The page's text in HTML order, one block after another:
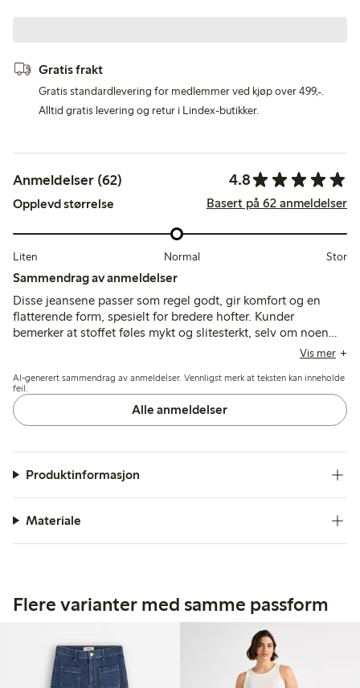
Gratis frakt
Gratis standardlevering for medlemmer ved kjøp over 499,-.
Alltid gratis levering og retur i Lindex-butikker.
Anmeldelser (62) 4.8
Opplevd størrelse Basert på 62 anmeldelser
Liten Normal Stor
Sammendrag av anmeldelser
Disse jeansene passer som regel godt, gir komfort og en
flatterende form, spesielt for bredere hofter. Kunder
bemerker at stoffet føles mykt og slitesterkt, selv om noen
nevner at lengden kan være lang, og noen få rapporterer litt
Vis mer
AI-generert sammendrag av anmeldelser. Vennligst merk at teksten kan inneholde
feil.
Alle anmeldelser
Produktinformasjon
Materiale
Flere varianter med samme passform